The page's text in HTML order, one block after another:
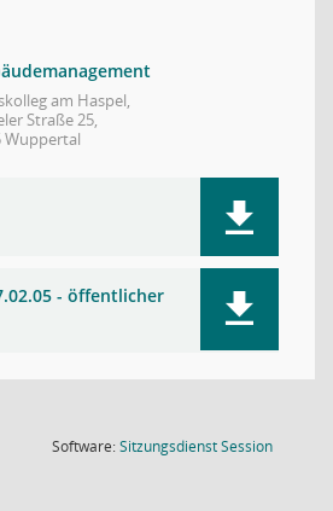
am Haspel,
Straße 25,
Wuppertal
- öffentlicher
Software:SitzungsdienstSession(Wird in